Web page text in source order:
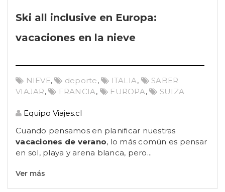
Ski all inclusive en Europa:
vacaciones en la nieve
NIEVE, deporte, ITALIA,
SABER
VIAJAR, FRANCIA, EUROPA, SUIZA
Equipo Viajes.cl
Cuando pensamos en planificar nuestras
vacaciones de verano, lo más común es pensar
en sol, playa y arena blanca, pero...
Ver más